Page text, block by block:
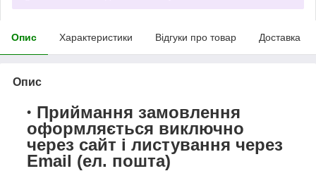
Опис Характеристики Відгуки про товар Доставка
Опис
Приймання замовлення
оформляється виключно
через сайт і листування через
Email (ел. пошта)